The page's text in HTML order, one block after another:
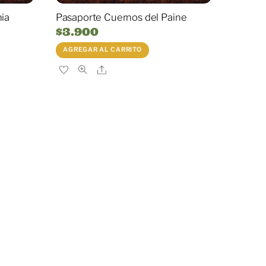
Pasaporte Cuernos del Paine
$3.900
AGREGAR AL CARRITO
Share